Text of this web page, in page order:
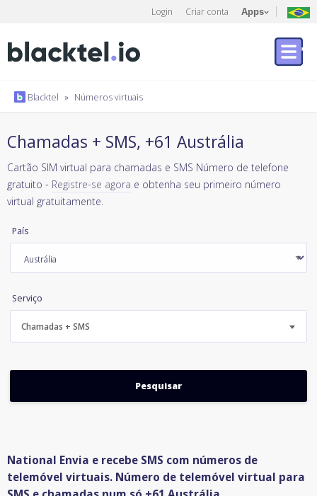
Login Criar conta Apps
Blacktel » Números virtuais
Chamadas + SMS, +61 Austrália
Cartão SIM virtual para chamadas e SMS Número de telefone
gratuito - Registre-se agora e obtenha seu primeiro número
virtual gratuitamente.
País
Serviço
Chamadas + SMS
National Envia e recebe SMS com números de
telemóvel virtuais. Número de telemóvel virtual para